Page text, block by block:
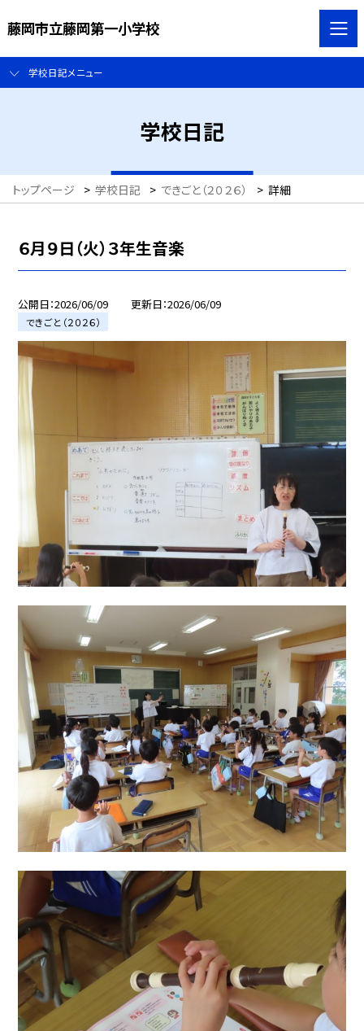
藤岡市立藤岡第一小学校
学校日記メニュー
学校日記
トップページ > 学校日記 > できごと（２０２６） > 詳細
６月９日（火）３年生音楽
公開日 2026/06/09 更新日 2026/06/09
できごと（２０２６）